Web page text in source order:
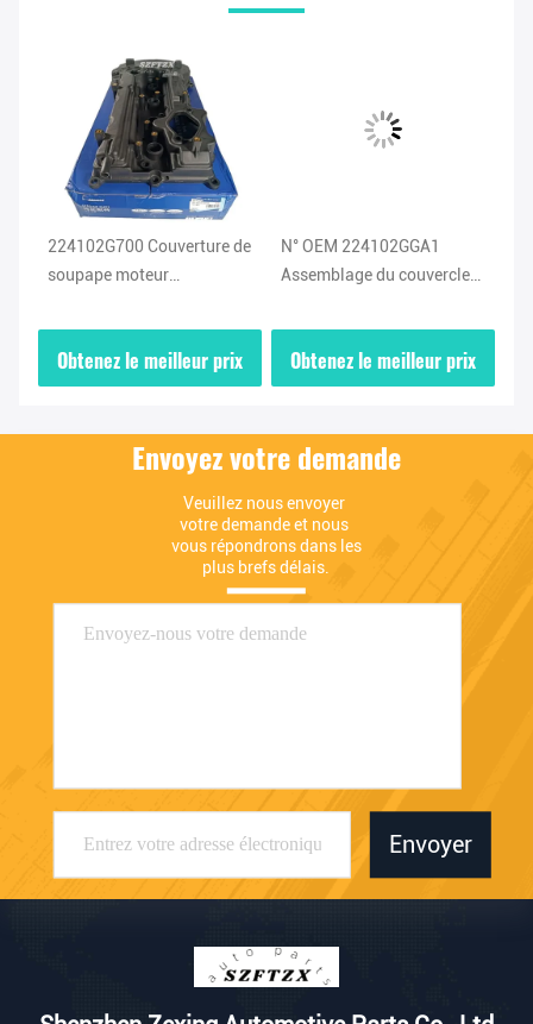
224102G700 Couverture de
soupape moteur
soupape personnalisées
pour Hyundai Kia
Obtenez le meilleur prix
N° OEM 224102GGA1
Assemblage du couvercle
Modèle de voiture Pour KIA
HYUNDAI
Obtenez le meilleur prix
Envoyez votre demande
Veuillez nous envoyer
votre demande et nous
vous répondrons dans les
plus brefs délais.
Envoyer